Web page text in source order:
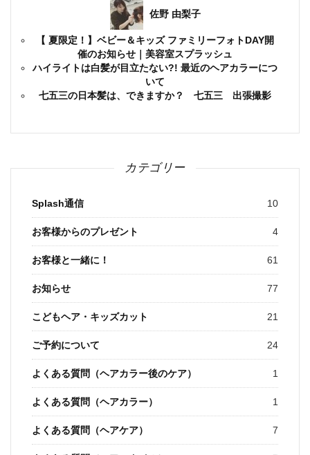
佐野 由梨子
【 夏限定！】ベビー＆キッズ ファミリーフォトDAY開
催のお知らせ｜美容室スプラッシュ
ハイライトは白髪が目立たない?! 最近のヘアカラーにつ
いて
七五三の日本髪は、できますか？ 七五三 出張撮影
カテゴリー
Splash通信 10
お客様からのプレゼント 4
お客様と一緒に！ 61
お知らせ 77
こどもヘア・キッズカット 21
ご予約について 24
よくある質問（ヘアカラー後のケア） 1
よくある質問（ヘアカラー） 1
よくある質問（ヘアケア） 7